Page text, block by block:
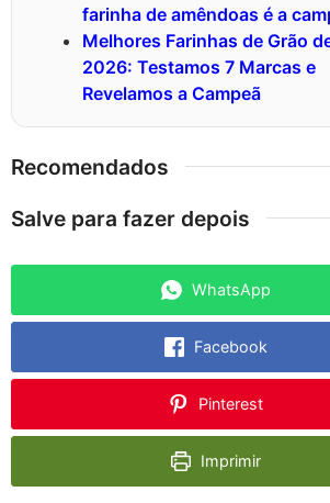
farinha de amêndoas é a
Melhores Farinhas de Grão
2026: Testamos 7 Marcas e
Revelamos a Campeã
Recomendados
Salve para fazer depois
WhatsApp
Facebook
Pinterest
Imprimir